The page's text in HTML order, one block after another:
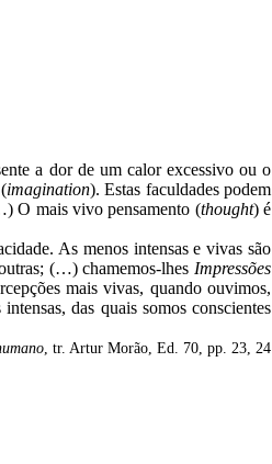
a dor de um calor excessivo ou o
imagination). Estas faculdades podem
O mais vivo pensamento (thought) é
As menos intensas e vivas são
(…) chamemos-lhes Impressões
mais vivas, quando ouvimos,
das quais somos conscientes
, tr. Artur Morão, Ed. 70, pp. 23, 24